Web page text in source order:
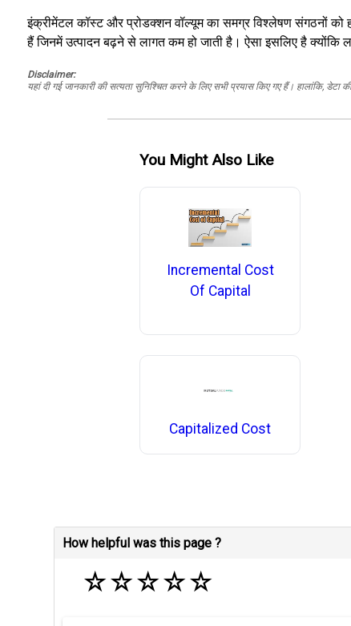
इंक्रीमेंटल कॉस्ट और प्रोडक्शन वॉल्यूम का समग्र विश्लेषण संगठनों
हैं जिनमें उत्पादन बढ़ने से लागत कम हो जाती है। ऐसा इसलिए है क्योंकि
Disclaimer:
यहां दी गई जानकारी की सत्यता सुनिश्चित करने के लिए सभी प्रयास किए गए हैं। हालांकि,
You Might Also Like
Incremental Cost
Of Capital
Capitalized Cost
How helpful was this page ?
☆☆☆☆☆